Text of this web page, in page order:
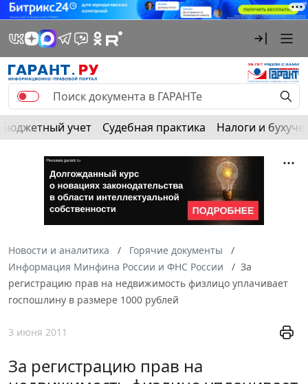
Бюджетный учет Судебная практика Налоги и
Новости и аналитика
Горячие документы
Информация Минфина России и ФНС России
За
регистрацию прав на недвижимость физлицо уплачивает
госпошлину в размере 1000 рублей
3 июня 2011
За регистрацию прав на